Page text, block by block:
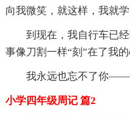
向我微笑，就这样，我就
到现在，我自行车已
事像刀割一样“刻”在了我的
我永远也忘不了你——
小学四年级周记 篇2